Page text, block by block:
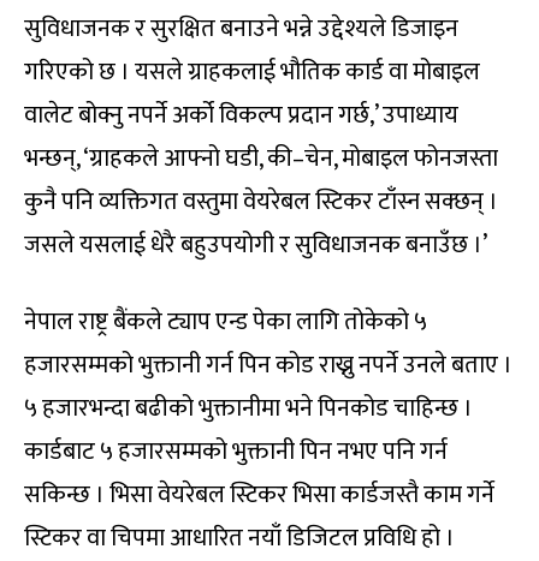
सुविधाजनक र सुरक्षित बनाउने भन्ने उद्देश्यले डिजाइन
गरिएको छ । यसले ग्राहकलाई भौतिक कार्ड वा मोबाइल
वालेट बोक्नु नपर्ने अर्को विकल्प प्रदान गर्छ,’ उपाध्याय
भन्छन्, ‘ग्राहकले आफ्नो घडी, की–चेन, मोबाइल फोनजस्ता
कुनै पनि व्यक्तिगत वस्तुमा वेयरेबल स्टिकर टाँस्न सक्छन् ।
जसले यसलाई धेरै बहुउपयोगी र सुविधाजनक बनाउँछ ।’
नेपाल राष्ट्र बैंकले ट्याप एन्ड पेका लागि तोकेको ५
हजारसम्मको भुक्तानी गर्न पिन कोड राख्नु नपर्ने उनले बताए ।
५ हजारभन्दा बढीको भुक्तानीमा भने पिनकोड चाहिन्छ ।
कार्डबाट ५ हजारसम्मको भुक्तानी पिन नभए पनि गर्न
सकिन्छ । भिसा वेयरेबल स्टिकर भिसा कार्डजस्तै काम गर्ने
स्टिकर वा चिपमा आधारित नयाँ डिजिटल प्रविधि हो ।